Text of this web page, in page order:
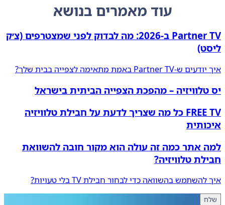
עוד מאמרים בנושא
Partner TV ב‑2026: מה לבדוק לפני שמצטרפים (צ׳ק
ליסט)
איך יודעים ש‑Partner TV באמת מתאימה לצפייה בבית שלך?
יס טלוויזיה – מהפכת הצפייה הביתית בישראל
FREE TV כל מה שצריך לדעת על חבילת טלוויזיה
איכותית
למה אתר כמה זה עולה הוא מקור חובה להשוואת
חבילת טלוויזיה?
איך להשתמש בהשוואה כדי לבחור חבילת TV בלי טעויות?
שלח